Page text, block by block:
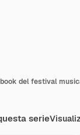
serie